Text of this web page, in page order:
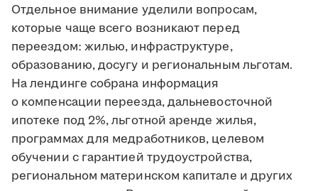
Отдельное внимание уделили вопросам,
которые чаще всего возникают перед
переездом: жилью, инфраструктуре,
образованию, досугу и региональным льготам.
На лендинге собрана информация
о компенсации переезда, дальневосточной
ипотеке под 2%, льготной аренде жилья,
программах для медработников, целевом
обучении с гарантией трудоустройства,
региональном материнском капитале и других